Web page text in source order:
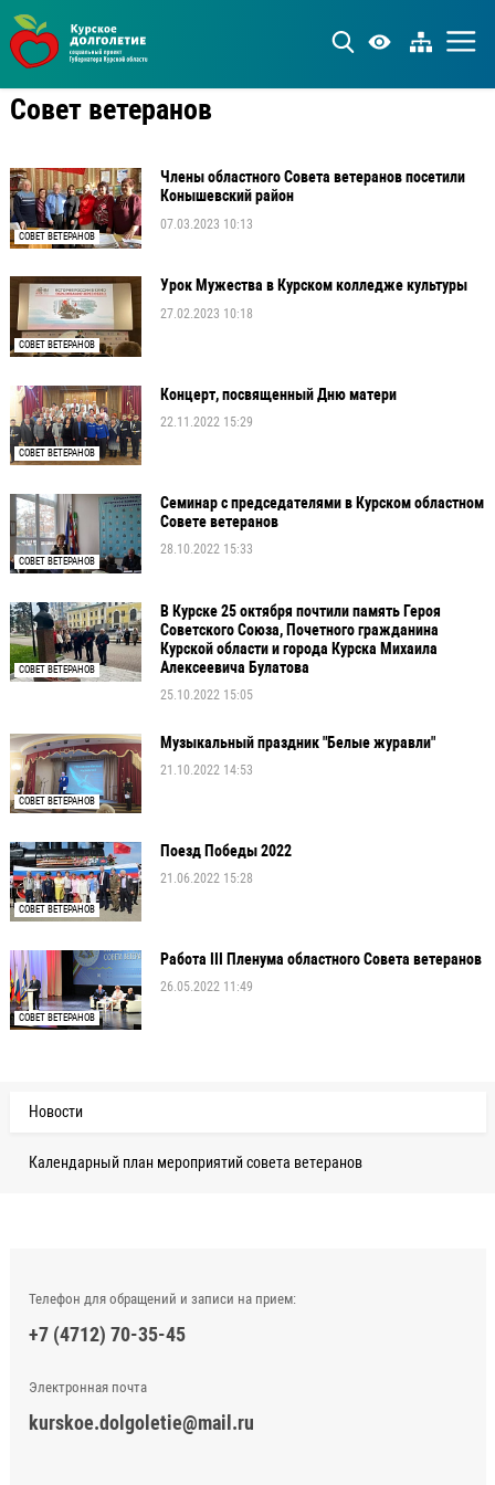
Новости
Календарный план мероприятий совета ветеранов
Совет ветеранов
СОВЕТ ВЕТЕРАНОВ
Члены областного Совета ветеранов посетили
Конышевский район
07.03.2023 10:13
СОВЕТ ВЕТЕРАНОВ
Урок Мужества в Курском колледже культуры
27.02.2023 10:18
СОВЕТ ВЕТЕРАНОВ
Концерт, посвященный Дню матери
22.11.2022 15:29
СОВЕТ ВЕТЕРАНОВ
Семинар с председателями в Курском областном
Совете ветеранов
28.10.2022 15:33
СОВЕТ ВЕТЕРАНОВ
В Курске 25 октября почтили память Героя
Советского Союза, Почетного гражданина
Курской области и города Курска Михаила
Алексеевича Булатова
25.10.2022 15:05
СОВЕТ ВЕТЕРАНОВ
Музыкальный праздник "Белые журавли"
21.10.2022 14:53
СОВЕТ ВЕТЕРАНОВ
Поезд Победы 2022
21.06.2022 15:28
СОВЕТ ВЕТЕРАНОВ
Работа III Пленума областного Совета ветеранов
26.05.2022 11:49
Телефон для обращений и записи на прием:
+7 (4712) 70-35-45
Электронная почта
kurskoe.dolgoletie@mail.ru